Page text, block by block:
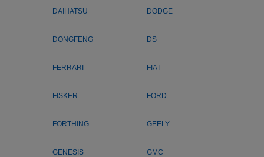
DAIHATSU DODGE
DONGFENG DS
FERRARI FIAT
FISKER FORD
FORTHING GEELY
GENESIS GMC